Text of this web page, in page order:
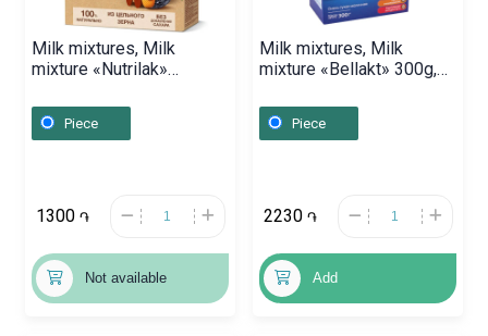
Milk mixtures, Milk
mixture «Nutrilak»
Ռուսաստան
Piece
1300 ֏
Not available
Milk mixtures, Milk
mixture «Bellakt» 300g,
Piece
2230 ֏
Add